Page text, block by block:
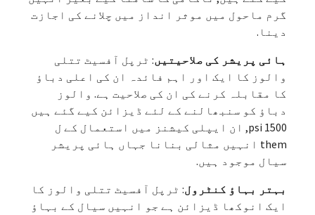
گرم ماحول میں موثر انداز میں چلانے کی اجازت
دینا.
ہائی پریشر کی صلاحیتیں: ٹرپل آفسیٹ تتلی
والوز کا ایک اور اہم فائدہ ان کی اعلی دباؤ
کا مقابلہ کرنے کی ان کی صلاحیت ہے. والوز
دباؤ کو سنبھالنے کے لئے ڈیزائن کیے گئے ہیں
1500 psi, ان ایپلی کیشنز میں استعمال کے ل
them انہیں مثالی بنانا جہاں ہائی پریشر
سیال موجود ہیں.
بہتر بہاؤ کنٹرول: ٹرپل آفسیٹ تتلی والوز کا
ایک انوکھا ڈیزائن ہے جو انہیں سیال کے بہاؤ